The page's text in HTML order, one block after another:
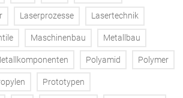
Laserprozesse Lasertechnik
Maschinenbau Metallbau
Polyamid Polymer
Prototypen